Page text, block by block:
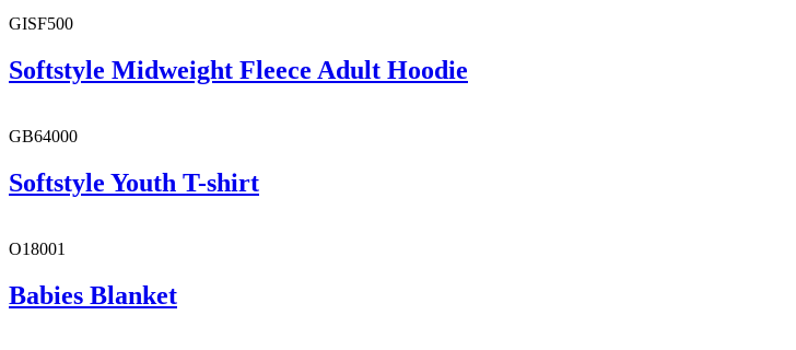
GISF500
Softstyle Midweight Fleece Adult Hoodie
GB64000
Softstyle Youth T-shirt
O18001
Babies Blanket